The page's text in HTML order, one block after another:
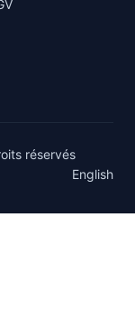
réservés
English